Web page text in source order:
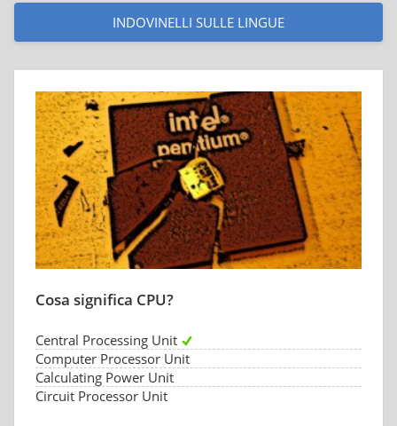
INDOVINELLI SULLE LINGUE
Cosa significa CPU?
Central Processing Unit
Computer Processor Unit
Calculating Power Unit
Circuit Processor Unit